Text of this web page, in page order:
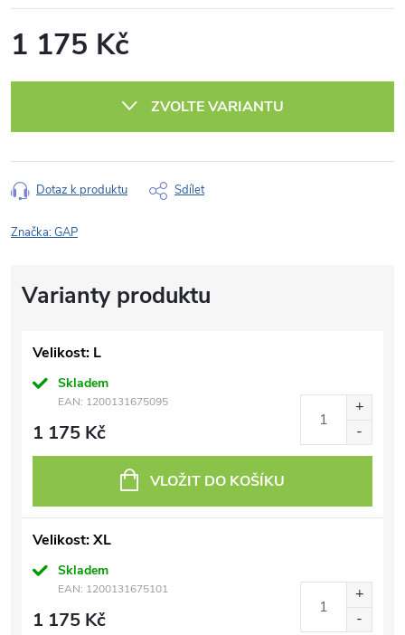
1 175 Kč
ZVOLTE VARIANTU
Dotaz k produktu Sdílet
Značka:GAP
Velikost: L
Skladem
EAN: 1200131675095
1 175 Kč
VLOŽIT DO KOŠÍKU
Velikost: XL
Skladem
EAN: 1200131675101
1 175 Kč